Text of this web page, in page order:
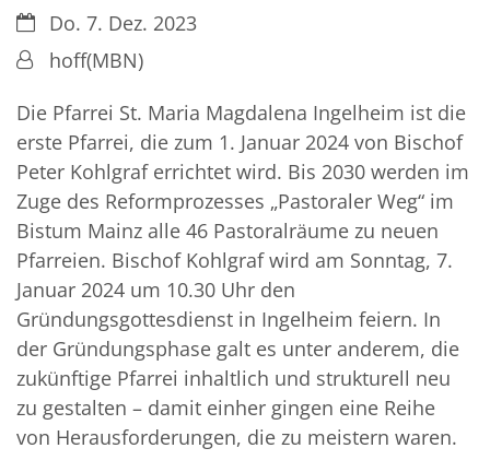
Datum:Do. 7. Dez. 2023
Von:hoff(MBN)
Die Pfarrei St. Maria Magdalena Ingelheim ist die
erste Pfarrei, die zum 1. Januar 2024 von Bischof
Peter Kohlgraf errichtet wird. Bis 2030 werden im
Zuge des Reformprozesses „Pastoraler Weg“ im
Bistum Mainz alle 46 Pastoralräume zu neuen
Pfarreien. Bischof Kohlgraf wird am Sonntag, 7.
Januar 2024 um 10.30 Uhr den
Gründungsgottesdienst in Ingelheim feiern. In
der Gründungsphase galt es unter anderem, die
zukünftige Pfarrei inhaltlich und strukturell neu
zu gestalten – damit einher gingen eine Reihe
von Herausforderungen, die zu meistern waren.